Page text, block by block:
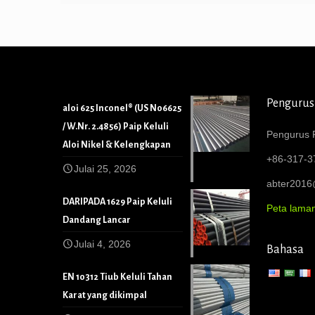
aloi 625 Inconel® (US N06625
/ W.Nr. 2.4856) Paip Keluli
Aloi Nikel & Kelengkapan
Julai 25, 2026
DARIPADA 1629 Paip Keluli
Dandang Lancar
Julai 4, 2026
EN 10312 Tiub Keluli Tahan
Karat yang dikimpal
Pengurus
Pengurus
+86-317-
Peta
Bahasa